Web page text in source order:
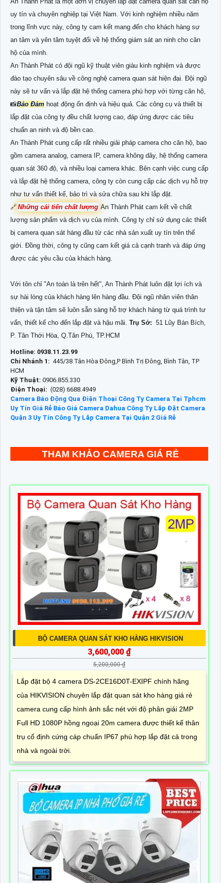
uy tín và chuyên nghiệp tại Việt Nam. Với kinh nghiệm nhiều năm
trong lĩnh vực này, công ty cam kết mang đến cho khách hàng sự
an tâm và yên tâm tuyệt đối về hệ thống giám sát an ninh cho căn
hộ của mình.
An Thành Phát có đội ngũ kỹ thuật viên giàu kinh nghiệm và được
đào tạo chuyên sâu về công nghệ camera quan sát hiện đại. Đội ngũ
này sẽ tư vấn và lắp đặt hệ thống camera phù hợp với từng căn hộ,
📸Bảo Đảm hoạt động ổn định và hiệu quả. Các công cụ và thiết bị
lắp đặt của công ty đều chất lượng cao, đáp ứng được các tiêu
chuẩn an ninh và độ bền cao.
An Thành Phát cung cấp rất nhiều giải pháp camera cho căn hộ, bao
gồm camera analog, camera IP, camera không dây, hệ thống camera
quan sát 360 độ, và nhiều loại camera khác. Bên cạnh việc cung cấp
và lắp đặt hệ thống camera, công ty còn cung cấp các dịch vụ hỗ trợ
như tư vấn thiết kế, bảo trì và sửa chữa sau khi lắp đặt.
🔗Những cải tiến chất lượng An Thành Phát cam kết về chất
lượng sản phẩm và dịch vụ của mình. Công ty chỉ sử dụng các thiết
bị camera quan sát hàng đầu từ các nhà sản xuất uy tín trên thế
giới. Đồng thời, công ty cũng cam kết giá cả cạnh tranh và đáp ứng
được các yêu cầu của khách hàng.
Với tôn chỉ "An toàn là trên hết", An Thành Phát luôn đặt lợi ích và
sự hài lòng của khách hàng lên hàng đầu. Đội ngũ nhân viên thân
thiện và tận tâm sẽ luôn sẵn sàng hỗ trợ khách hàng từ quá trình tư
vấn, thiết kế cho đến lắp đặt và hậu mãi. Trụ Sở: 51 Lũy Bán Bích,
P. Tân Thới Hòa, Q.Tân Phú, TP.HCM
Hotline: 0938.11.23.99
Chi Nhánh 1: 445/38 Tân Hòa Đông,P Bình Trị Đông, Bình Tân, TP
HCM
Kỹ Thuật: 0906.855.330
Điện Thoại: (028) 6688.4949
Camera Báo Động Qua Điện Thoại Công Ty Camera Tại Tphcm
Uy Tín Giá Rẻ Báo Giá Camera Dahua Công Ty Lắp Đặt Camera
Quận 3 Uy Tín Công Ty Lắp Camera Tại Quận 2 Giá Rẻ
THAM KHẢO CAMERA GIÁ RẺ
BỘ CAMERA QUAN SÁT KHO HÀNG HIKVISION
3,600,000 ₫
5,200,000 ₫
Lắp đặt bộ 4 camera DS-2CE16D0T-EXIPF chính hãng
của HIKVISION chuyên lắp đặt quan sát kho hàng giá rẻ
camera cung cấp hình ảnh sắc nét với độ phân giải 2MP
Full HD 1080P hồng ngoại 20m camera được thiết kế thân
trụ cố định cứng cáp chuẩn IP67 phù hợp lắp đặt cả trong
nhà và ngoài trời.